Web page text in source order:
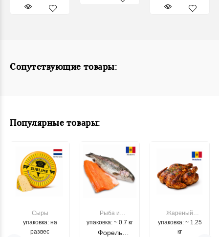
Сопутствующие товары:
Популярные товары:
Сыры
упаковка: на
развес
Рыба и
морепродукты
упаковка: ~ 0.7 кг
Форель
Жареный
цыпленок
упаковка: ~ 1.25
кг